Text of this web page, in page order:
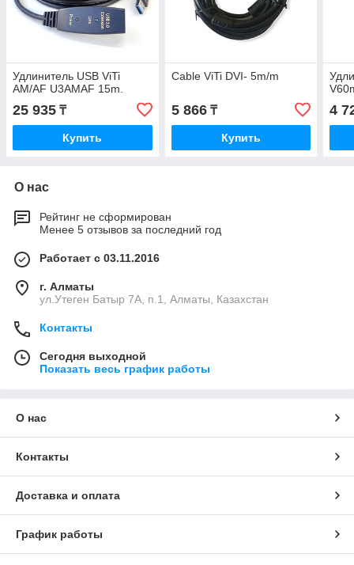
Удлинитель USB ViTi
AM/AF U3AMAF 15m.
25 935 ₸
Купить
Cable ViTi DVI- 5m/m
5 866₸
Купить
4
О нас
Рейтинг не сформирован
Менее 5 отзывов за последний год
Работает с 03.11.2016
г. Алматы
ул.Утеген Батыр 7А, п.1, Алматы, Казахстан
Контакты
Сегодня выходной
Показать весь график работы
О нас
Контакты
Доставка и оплата
График работы